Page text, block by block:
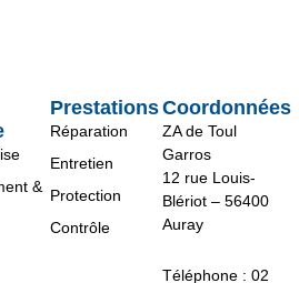
Prestations
Réparation
Entretien
Protection
Contrôle
&
Coordonnées
ZA de Toul
Garros
12 rue Louis-
Blériot – 56400
Auray
Téléphone : 02